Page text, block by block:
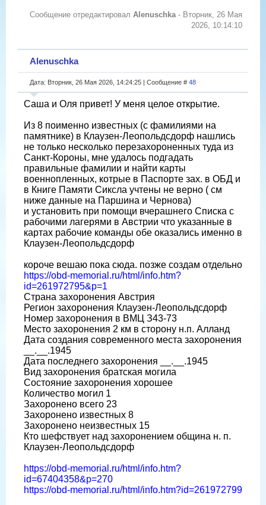
Сообщение отредактировал Alenuschka - Вторник, 26 Мая
2026, 10:14:10
Alenuschka
Дата: Вторник, 26 Мая 2026, 14:24:25 | Сообщение # 48
Саша и Оля привет! У меня целое открытие.
Из 8 поименно известных (с фамилиями на
памятнике) в Клаузен-Леопольдсдорф нашлись
не только несколько перезахороненных туда из
Санкт-Короны, мне удалось подгадать
правильные фамилии и найти карты
военнопленных, котрые в Паспорте зах. в ОБД и
в Книге Памяти Сиксла учтены не верно ( см
ниже данные на Паршина и Чернова)
и установить при помощи вчерашнего Списка с
рабочими лагерями в Австрии что указанные в
картах рабочие команды обе оказались именно в
Клаузен-Леопольдсдорф
короче вешаю пока сюда. позже создам отдельно
https://obd-memorial.ru/html/info.htm?
id=261972795&p=1
Страна захоронения Австрия
Регион захоронения Клаузен-Леопольдсдорф
Номер захоронения в ВМЦ З43-73
Место захоронения 2 км в сторону н.п. Алланд
Дата создания современного места захоронения
__.__.1945
Дата последнего захоронения __.__.1945
Вид захоронения братская могила
Состояние захоронения хорошее
Количество могил 1
Захоронено всего 23
Захоронено известных 8
Захоронено неизвестных 15
Кто шефствует над захоронением община н. п.
Клаузен-Леопольдсдорф
https://obd-memorial.ru/html/info.htm?
id=67404358&p=270
https://obd-memorial.ru/html/info.htm?id=261972799